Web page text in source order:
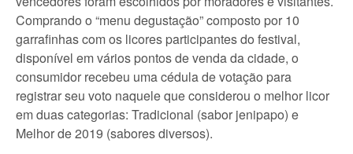
Comprando o “menu degustação” composto por 10
garrafinhas com os licores participantes do festival,
disponível em vários pontos de venda da cidade, o
consumidor recebeu uma cédula de votação para
registrar seu voto naquele que considerou o melhor licor
em duas categorias: Tradicional (sabor jenipapo) e
Melhor de 2019 (sabores diversos).